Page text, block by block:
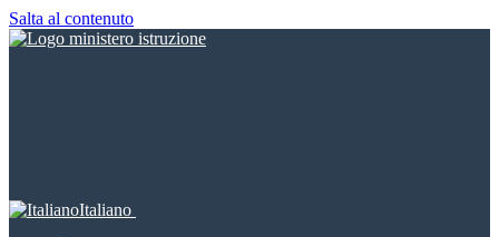
Salta al contenuto
Italiano